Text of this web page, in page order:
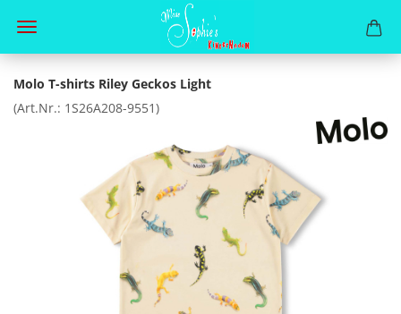
Molo T-shirts Riley Geckos Light
(Art.Nr.: 1S26A208-9551)